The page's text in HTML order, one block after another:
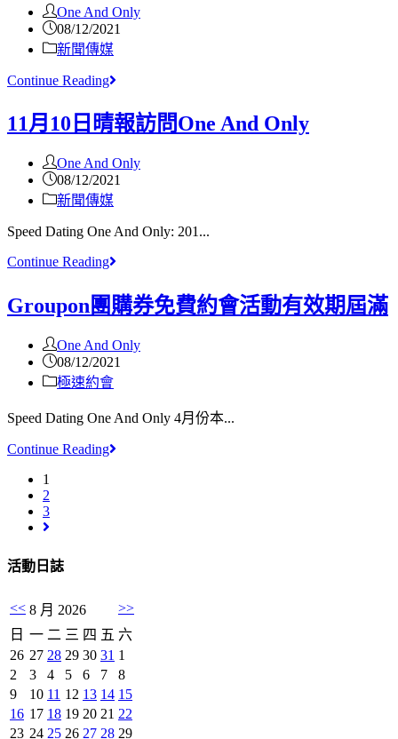
One And Only
08/12/2021
新聞傳媒
Continue Reading
11月10日晴報訪問One And Only
One And Only
08/12/2021
新聞傳媒
Speed Dating One And Only: 201...
Continue Reading
Groupon團購券免費約會活動有效期屆滿
One And Only
08/12/2021
極速約會
Speed Dating One And Only 4月份本...
Continue Reading
1
2
3
活動日誌
<< 8 月 2026
>>
日 一 二 三 四 五 六
26 27 28 29 30 31 1
2
3 4 5 6 7
8
9
10 11 12 13 14 15
16 17 18 19 20 21 22
23 24 25 26 27 28 29